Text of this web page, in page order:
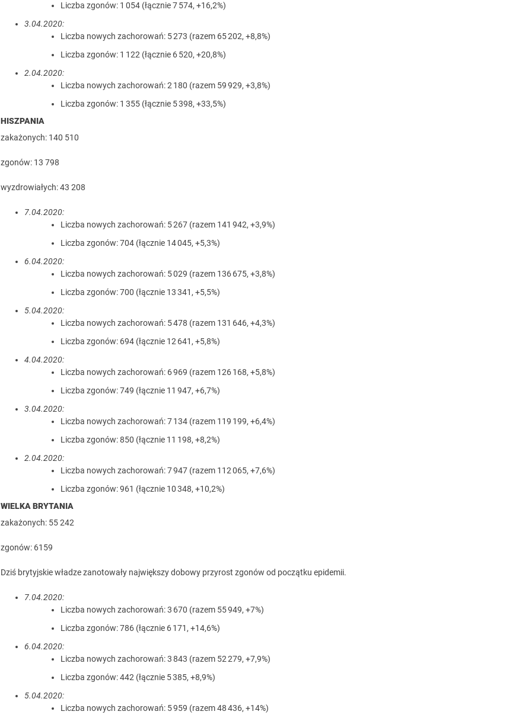
Liczba zgonów: 1 054 (łącznie 7 574, +16,2%)
3.04.2020:
Liczba nowych zachorowań: 5 273 (razem 65 202, +8,8%)
Liczba zgonów: 1 122 (łącznie 6 520, +20,8%)
2.04.2020:
Liczba nowych zachorowań: 2 180 (razem 59 929, +3,8%)
Liczba zgonów: 1 355 (łącznie 5 398, +33,5%)
HISZPANIA
zakażonych: 140 510
zgonów: 13 798
wyzdrowiałych: 43 208
7.04.2020:
Liczba nowych zachorowań: 5 267 (razem 141 942, +3,9%)
Liczba zgonów: 704 (łącznie 14 045, +5,3%)
6.04.2020:
Liczba nowych zachorowań: 5 029 (razem 136 675, +3,8%)
Liczba zgonów: 700 (łącznie 13 341, +5,5%)
5.04.2020:
Liczba nowych zachorowań: 5 478 (razem 131 646, +4,3%)
Liczba zgonów: 694 (łącznie 12 641, +5,8%)
4.04.2020:
Liczba nowych zachorowań: 6 969 (razem 126 168, +5,8%)
Liczba zgonów: 749 (łącznie 11 947, +6,7%)
3.04.2020:
Liczba nowych zachorowań: 7 134 (razem 119 199, +6,4%)
Liczba zgonów: 850 (łącznie 11 198, +8,2%)
2.04.2020:
Liczba nowych zachorowań: 7 947 (razem 112 065, +7,6%)
Liczba zgonów: 961 (łącznie 10 348, +10,2%)
WIELKA BRYTANIA
zakażonych: 55 242
zgonów: 6159
Dziś brytyjskie władze zanotowały największy dobowy przyrost zgonów od początku epidemii.
7.04.2020:
Liczba nowych zachorowań: 3 670 (razem 55 949, +7%)
Liczba zgonów: 786 (łącznie 6 171, +14,6%)
6.04.2020:
Liczba nowych zachorowań: 3 843 (razem 52 279, +7,9%)
Liczba zgonów: 442 (łącznie 5 385, +8,9%)
5.04.2020:
Liczba nowych zachorowań: 5 959 (razem 48 436, +14%)